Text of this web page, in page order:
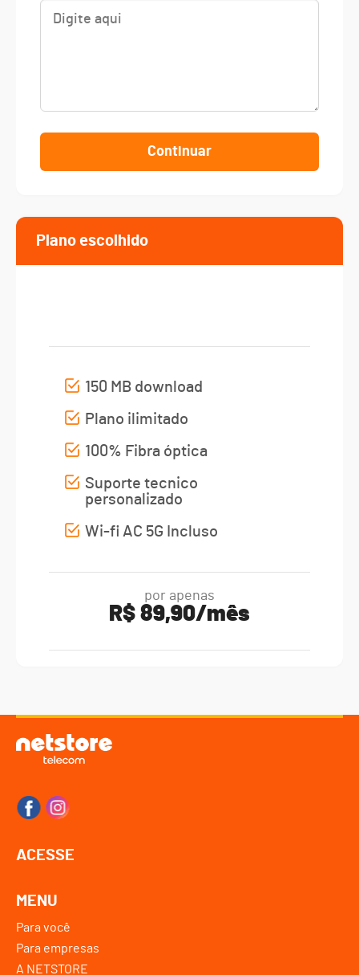
Continuar
Plano escolhido
150 MB download
Plano ilimitado
100% Fibra óptica
Suporte tecnico
personalizado
Wi-fi AC 5G Incluso
por apenas
R$ 89,90/mês
ACESSE
MENU
Para você
Para empresas
A NETSTORE